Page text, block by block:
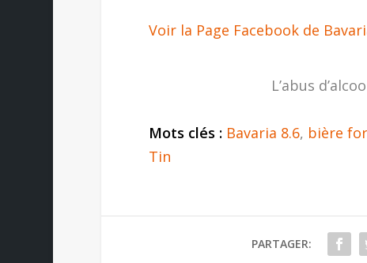
Voir la Page Facebook de
L’abus
Mots clés : Bavaria 8.6, bière
Tin
PARTAGER: